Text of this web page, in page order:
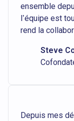
ensemble
l’équipe est
rend la
Steve
Depuis mes